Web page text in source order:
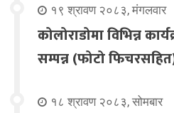
१९ श्रावण २०८३, मंगलवार
कोलोराडोमा विभिन्न
सम्पन्न (फोटो
१८ श्रावण २०८३, सोमबार